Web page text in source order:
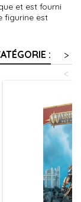
et est fourni
figurine est
:
>
<